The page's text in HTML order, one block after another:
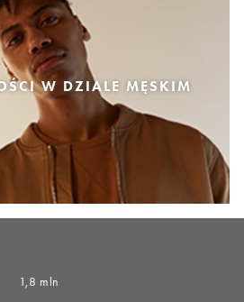
W DZIALE MĘSKIM
1,8 mln